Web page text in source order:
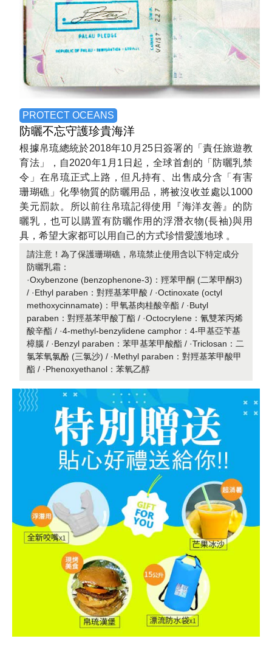
PROTECT OCEANS
防曬不忘守護珍貴海洋
根據帛琉總統於2018年10月25日簽署的「責任旅遊教
育法」，自2020年1月1日起，全球首創的「防曬乳禁
令」在帛琉正式上路，但凡持有、出售成分含「有害
珊瑚礁」化學物質的防曬用品，將被沒收並處以1000
美元罰款。所以前往帛琉記得使用『海洋友善』的防
曬乳，也可以購置有防曬作用的浮潛衣物(長袖)與用
具，希望大家都可以用自己的方式珍惜愛護地球 。
請注意！為了保護珊瑚礁，帛琉禁止使用含以下特定成分
防曬乳霜：
·Oxybenzone (benzophenone-3)：羥苯甲酮 (二苯甲酮3)
/ ·Ethyl paraben：對羥基苯甲酸 / ·Octinoxate (octyl
methoxycinnamate)：甲氧基肉桂酸辛酯 / ·Butyl
paraben：對羥基苯甲酸丁酯 / ·Octocrylene：氰雙苯丙烯
酸辛酯 / ·4-methyl-benzylidene camphor：4-甲基亞苄基
樟腦 / ·Benzyl paraben：苯甲基苯甲酸酯 / ·Triclosan：二
氯苯氧氯酚 (三氯沙) / ·Methyl paraben：對羥基苯甲酸甲
酯 / ·Phenoxyethanol：苯氧乙醇